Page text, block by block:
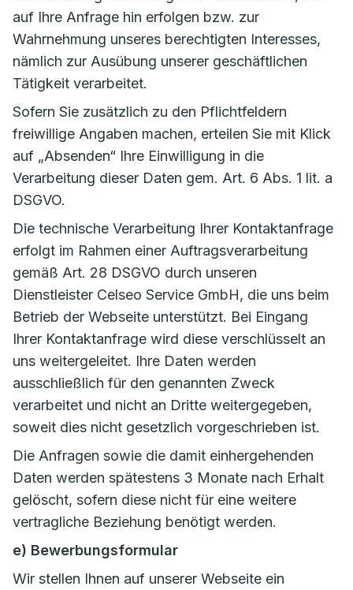
auf Ihre Anfrage hin erfolgen bzw. zur
Wahrnehmung unseres berechtigten Interesses,
nämlich zur Ausübung unserer geschäftlichen
Tätigkeit verarbeitet.
Sofern Sie zusätzlich zu den Pflichtfeldern
freiwillige Angaben machen, erteilen Sie mit Klick
auf „Absenden“ Ihre Einwilligung in die
Verarbeitung dieser Daten gem. Art. 6 Abs. 1 lit. a
DSGVO.
Die technische Verarbeitung Ihrer Kontaktanfrage
erfolgt im Rahmen einer Auftragsverarbeitung
gemäß Art. 28 DSGVO durch unseren
Dienstleister Celseo Service GmbH, die uns beim
Betrieb der Webseite unterstützt. Bei Eingang
Ihrer Kontaktanfrage wird diese verschlüsselt an
uns weitergeleitet. Ihre Daten werden
ausschließlich für den genannten Zweck
verarbeitet und nicht an Dritte weitergegeben,
soweit dies nicht gesetzlich vorgeschrieben ist.
Die Anfragen sowie die damit einhergehenden
Daten werden spätestens 3 Monate nach Erhalt
gelöscht, sofern diese nicht für eine weitere
vertragliche Beziehung benötigt werden.
e) Bewerbungsformular
Wir stellen Ihnen auf unserer Webseite ein